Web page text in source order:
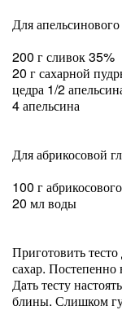
Для
200 г сливок 35%
20 г сахарной
цедра 1/2
4 апельсина
Для абрикосовой
100 г
20 мл воды
Приготовить
сахар. Постепенно
Дать тесту
блины. Слишком